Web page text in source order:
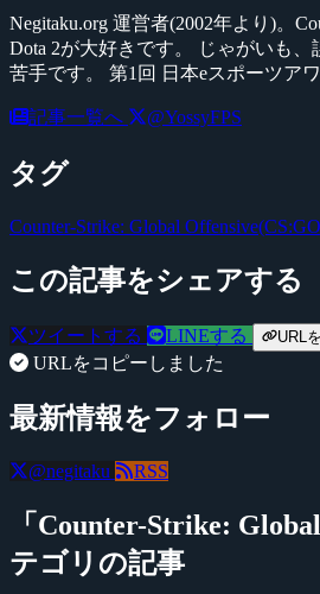
Negitaku.org 運営者(2002年より)。
Dota 2が大好きです。 じゃがいも
苦手です。 第1回 日本eスポーツア
記事一覧へ @YossyFPS
タグ
Counter-Strike: Global
この記事をシェアする
ツイートする LINEする URL
URLをコピーしました
最新情報をフォロー
@negitaku RSS
「Counter-Strike:
テゴリの記事